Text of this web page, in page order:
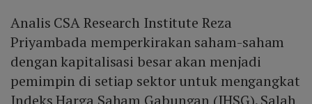
Analis CSA Research Institute Reza
Priyambada memperkirakan saham-saham
dengan kapitalisasi besar akan menjadi
pemimpin di setiap sektor untuk mengangkat